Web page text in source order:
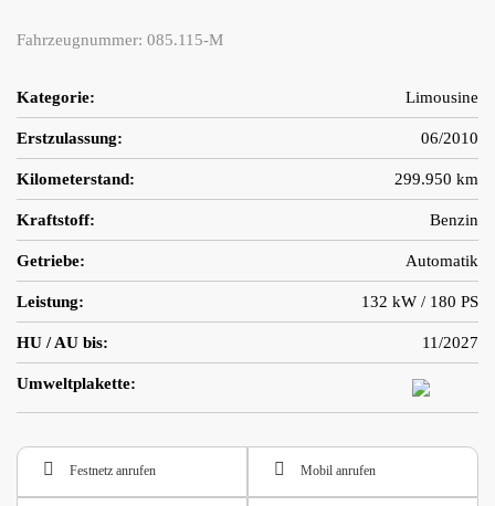
Fahrzeugnummer: 085.115-M
Kategorie: Limousine
Erstzulassung: 06/2010
Kilometerstand: 299.950 km
Kraftstoff: Benzin
Getriebe: Automatik
Leistung: 132 kW / 180 PS
HU / AU bis: 11/2027
Umweltplakette:
Festnetz anrufen Mobil anrufen